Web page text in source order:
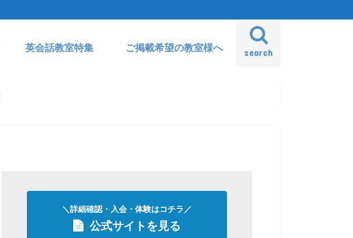
search
英会話教室特集 ご掲載希望の教室様へ
＼詳細確認・入会・体験はコチラ／
公式サイトを見る